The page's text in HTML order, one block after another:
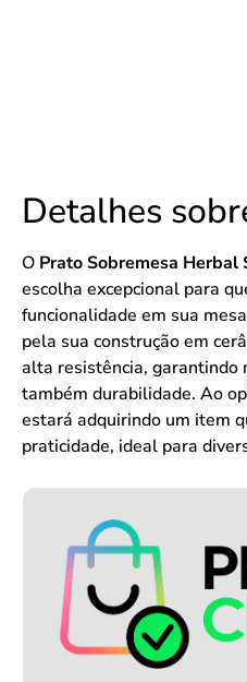
Detalhes
O Prato Sobremesa
escolha excepcional para
funcionalidade em sua
pela sua construção em
alta resistência, garantindo
também durabilidade. Ao
estará adquirindo um item
praticidade, ideal para